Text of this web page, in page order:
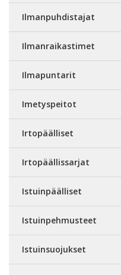
Ilmanpuhdistajat
Ilmanraikastimet
Ilmapuntarit
Imetyspeitot
Irtopäälliset
Irtopäällissarjat
Istuinpäälliset
Istuinpehmusteet
Istuinsuojukset